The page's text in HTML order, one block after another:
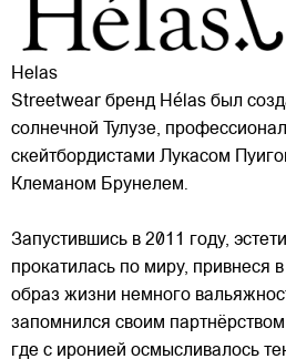
Helas
Streetwear бренд Hélas был
солнечной Тулузе,
скейтбордистами Лукасом
Клеманом Брунелем.
Запустившись в 2011 году,
прокатилась по миру, привнеся
образ жизни немного
запомнился своим
где с иронией осмысливалось